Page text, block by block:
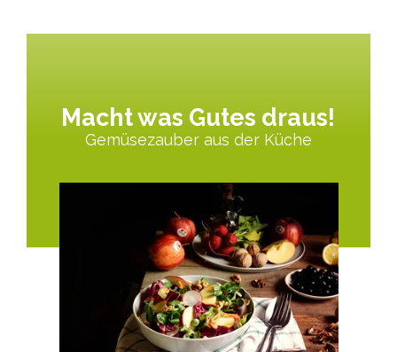
Macht was Gutes draus!
Gemüsezauber aus der Küche